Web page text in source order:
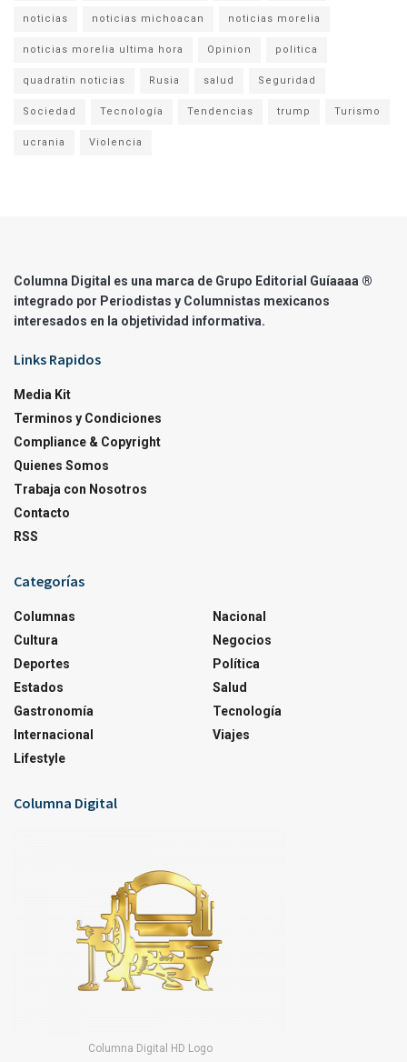
noticias noticias michoacan noticias morelia
noticias morelia ultima hora Opinion politica
quadratin noticias Rusia salud Seguridad
Sociedad Tecnología Tendencias trump Turismo
ucrania Violencia
Columna Digital es una marca de Grupo Editorial Guíaaaa ®
integrado por Periodistas y Columnistas mexicanos
interesados en la objetividad informativa.
Links Rapidos
Media Kit
Terminos y Condiciones
Compliance & Copyright
Quienes Somos
Trabaja con Nosotros
Contacto
RSS
Categorías
Columnas
Cultura
Deportes
Estados
Gastronomía
Internacional
Lifestyle
Nacional
Negocios
Política
Salud
Tecnología
Viajes
Columna Digital
Columna Digital HD Logo